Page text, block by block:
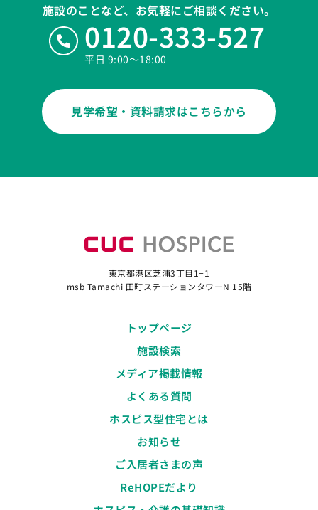
施設のことなど、お気軽にご相談ください。
0120-333-527
平日 9:00〜18:00
見学希望・資料請求はこちらから
東京都港区芝浦3丁目1−1
msb Tamachi 田町ステーションタワーN 15階
トップページ
施設検索
メディア掲載情報
よくある質問
ホスピス型住宅とは
お知らせ
ご入居者さまの声
ReHOPEだより